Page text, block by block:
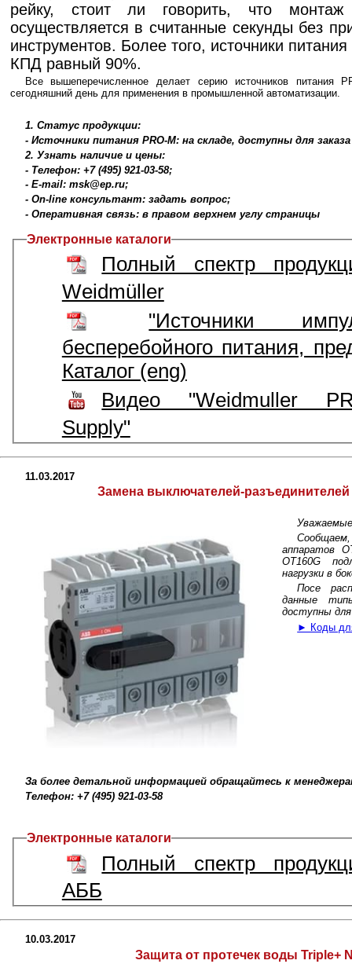
рейку, стоит ли говорить, что монтаж
осуществляется в считанные секунды без
инструментов. Более того, источники
КПД равный 90%.
Все вышеперечисленное делает серию источников питания
сегодняшний день для применения в промышленной автоматизации.
1. Статус продукции:
- Источники питания PRO-M: на складе, доступны для
2. Узнать наличие и цены:
- Телефон: +7 (495) 921-03-58;
- E-mail: msk@ep.ru;
- On-line консультант: задать вопрос;
- Оперативная связь: в правом верхнем углу страницы
Электронные каталоги
Полный спектр
Weidmüller
"Источники
бесперебойного питания,
Каталог (eng)
Видео "Weidmuller
Supply"
11.03.2017
Замена выключателей-
аппаратов
ОТ160G
нагрузки в
Посе
данные
доступны для
► Коды
За более детальной информацией обращайтесь к
Телефон: +7 (495) 921-03-58
Электронные каталоги
Полный спектр
AББ
10.03.2017
Защита от протечек воды Triple+